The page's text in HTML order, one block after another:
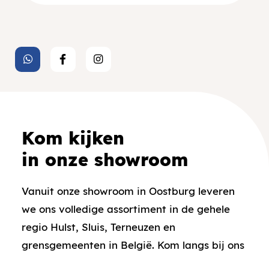
Kom kijken
in onze showroom
Vanuit onze showroom in Oostburg leveren
we ons volledige assortiment in de gehele
regio Hulst, Sluis, Terneuzen en
grensgemeenten in België. Kom langs bij ons